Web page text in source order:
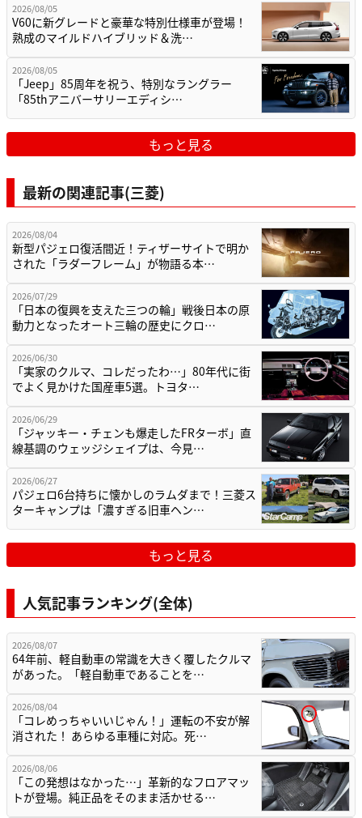
2026/08/05
V60に新グレードと豪華な特別仕様車が登場！
熟成のマイルドハイブリッド＆洗…
2026/08/05
「Jeep」85周年を祝う、特別なラングラー
「85thアニバーサリーエディシ…
もっと見る
最新の関連記事(三菱)
2026/08/04
新型パジェロ復活間近！ティザーサイトで明か
された「ラダーフレーム」が物語る本…
2026/07/29
「日本の復興を支えた三つの輪」戦後日本の原
動力となったオート三輪の歴史にクロ…
2026/06/30
「実家のクルマ、コレだったわ…」80年代に街
でよく見かけた国産車5選。トヨタ…
2026/06/29
「ジャッキー・チェンも爆走したFRターボ」直
線基調のウェッジシェイプは、今見…
2026/06/27
パジェロ6台持ちに懐かしのラムダまで！三菱ス
ターキャンプは「濃すぎる旧車ヘン…
もっと見る
人気記事ランキング(全体)
2026/08/07
64年前、軽自動車の常識を大きく覆したクルマ
があった。「軽自動車であることを…
2026/08/04
「コレめっちゃいいじゃん！」運転の不安が解
消された！ あらゆる車種に対応。死…
2026/08/06
「この発想はなかった…」革新的なフロアマッ
トが登場。純正品をそのまま活かせる…